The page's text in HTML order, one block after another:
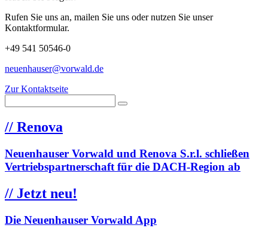
Rufen Sie uns an, mailen Sie uns oder nutzen Sie unser
Kontaktformular.
+49 541 50546-0
neuenhauser@vorwald.de
Zur Kontaktseite
// Renova
Neuenhauser Vorwald und Renova S.r.l. schließen
Vertriebspartnerschaft für die DACH-Region ab
// Jetzt neu!
Die Neuenhauser Vorwald App